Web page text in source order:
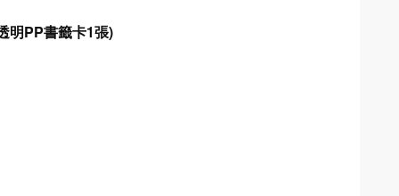
終導讀手冊 排球極！ (全)(漫) (附透明PP書籤卡1張)